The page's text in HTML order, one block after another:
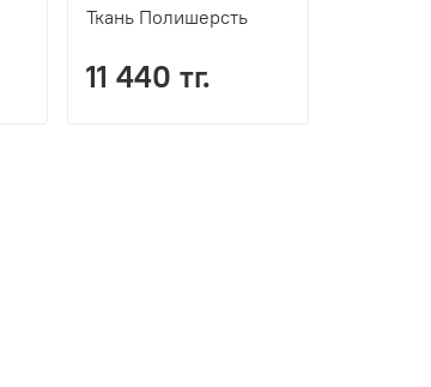
Ткань Полишерсть
11 440 тг.